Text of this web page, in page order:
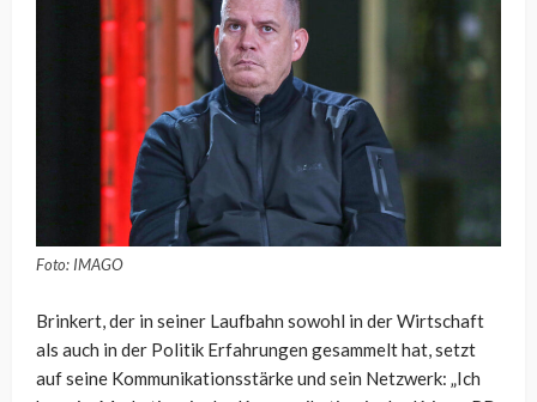
Foto: IMAGO
Brinkert, der in seiner Laufbahn sowohl in der Wirtschaft
als auch in der Politik Erfahrungen gesammelt hat, setzt
auf seine Kommunikationsstärke und sein Netzwerk: „Ich